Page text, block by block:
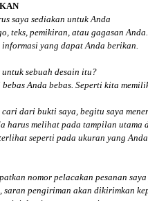
saya sediakan untuk Anda
teks, pemikiran, atau gagasan
yang dapat Anda berikan.
untuk sebuah desain itu?
Anda bebas. Seperti kita
dari bukti saya, begitu saya
harus melihat pada tampilan
seperti pada ukuran yang
nomor pelacakan pesanan
pengiriman akan dikirimkan